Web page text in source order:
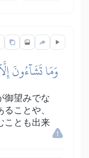
وَمَا تَشَآءُونَ
御望みでな
ことや、
ことも出来